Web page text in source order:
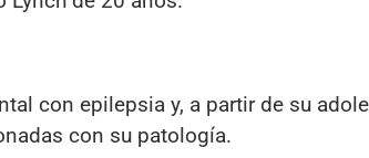
con epilepsia y, a partir de su
con su patología.